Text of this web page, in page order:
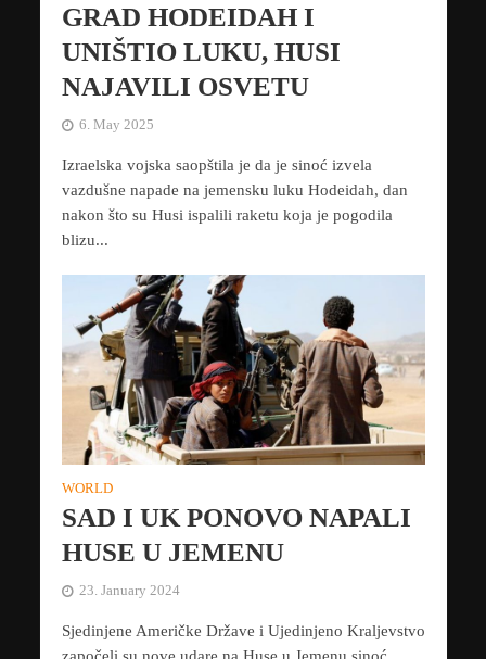
GRAD HODEIDAH I
UNIŠTIO LUKU, HUSI
NAJAVILI OSVETU
6. May 2025
Izraelska vojska saopštila je da je sinoć izvela
vazdušne napade na jemensku luku Hodeidah, dan
nakon što su Husi ispalili raketu koja je pogodila
blizu...
WORLD
SAD I UK PONOVO NAPALI
HUSE U JEMENU
23. January 2024
Sjedinjene Američke Države i Ujedinjeno Kraljevstvo
započeli su nove udare na Huse u Jemenu sinoć